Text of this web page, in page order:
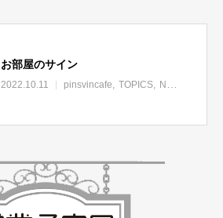
お部屋のサイン
2022.10.11 pinsvincafe TOPICS NEWS